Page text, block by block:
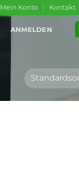
Mein Konto Kontakt
ANMELDEN